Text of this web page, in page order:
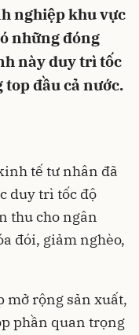
nghiệp khu vực
những đóng
này duy trì tốc
đầu cả nước.
tế tư nhân đã
duy trì tốc độ
thu cho ngân
đói, giảm nghèo,
mở rộng sản xuất,
phần quan trọng
Hủy